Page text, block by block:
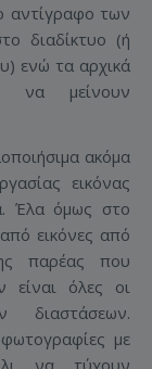
αντίγραφο των
διαδίκτυο (ή
ενώ τα αρχικά
να μείνουν
ακόμα
εικόνας
Έλα όμως στο
εικόνες από
παρέας που
είναι όλες οι
διαστάσεων.
με